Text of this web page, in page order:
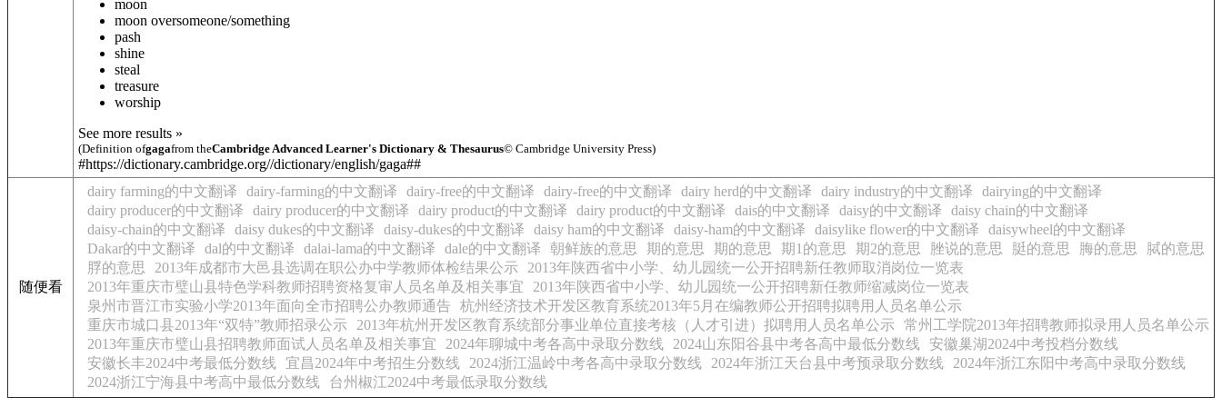
moon
moon oversomeone/something
pash
shine
steal
treasure
worship
See more results »
(Definition ofgagafrom theCambridge Advanced Learner's Dictionary & Thesaurus© Cambridge University Press)
#https://dictionary.cambridge.org//dictionary/english/gaga##
随便看
dairy farming的中文翻译 dairy-farming的中文翻译 dairy-free的中文翻译 dairy-free的中文翻译 dairy herd的中文翻译 dairy industry的中文翻译
dairying的中文翻译
dairy producer的中文翻译
dairy producer的中文翻译 dairy product的中文翻译 dairy product的中文翻译 dais的中文翻译 daisy的中文翻译
daisy chain的中文翻译
daisy-chain的中文翻译
daisy dukes的中文翻译 daisy-dukes的中文翻译 daisy ham的中文翻译 daisy-ham的中文翻译 daisylike flower的中文翻译
daisywheel的中文翻译
Dakar的中文翻译
dal的中文翻译 dalai-lama的中文翻译 dale的中文翻译 朝鲜族的意思 期的意思 期的意思 期1的意思 期2的意思 脞说的意思 脡的意思 脢的意思
脦的意思
脬的意思
2013年成都市大邑县选调在职公办中学教师体检结果公示
2013年陕西省中小学、幼儿园统一公开招聘新任教师取消岗位一览表
2013年重庆市璧山县特色学科教师招聘资格复审人员名单及相关事宜
2013年陕西省中小学、幼儿园统一公开招聘新任教师缩减岗位一览表
泉州市晋江市实验小学2013年面向全市招聘公办教师通告
杭州经济技术开发区教育系统2013年5月在编教师公开招聘拟聘用人员名单公示
重庆市城口县2013年“双特”教师招录公示
2013年杭州开发区教育系统部分事业单位直接考核（人才引进）拟聘用人员名单公示 常州工学院2013年招聘教师拟录用人员名单公示
2013年重庆市璧山县招聘教师面试人员名单及相关事宜
2024年聊城中考各高中录取分数线 2024山东阳谷县中考各高中最低分数线
安徽巢湖2024中考投档分数线
安徽长丰2024中考最低分数线
宜昌2024年中考招生分数线 2024浙江温岭中考各高中录取分数线 2024年浙江天台县中考预录取分数线
2024年浙江东阳中考高中录取分数线
2024浙江宁海县中考高中最低分数线
台州椒江2024中考最低录取分数线